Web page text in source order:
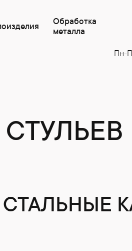
Обработка
металла
Пн-
СТАЛЬНЫЕ